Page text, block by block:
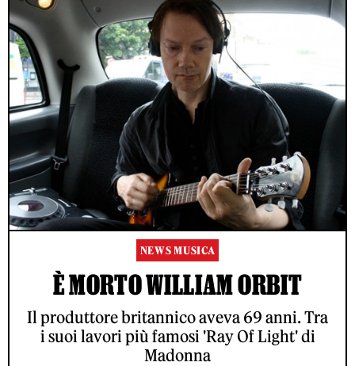
NEWS MUSICA
È MORTO WILLIAM ORBIT
Il produttore britannico aveva 69 anni. Tra
i suoi lavori più famosi 'Ray Of Light' di
Madonna